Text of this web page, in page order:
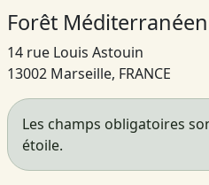
Forêt
14 rue Louis Astouin
13002 Marseille, FRANCE
Les champs obligatoires
étoile.